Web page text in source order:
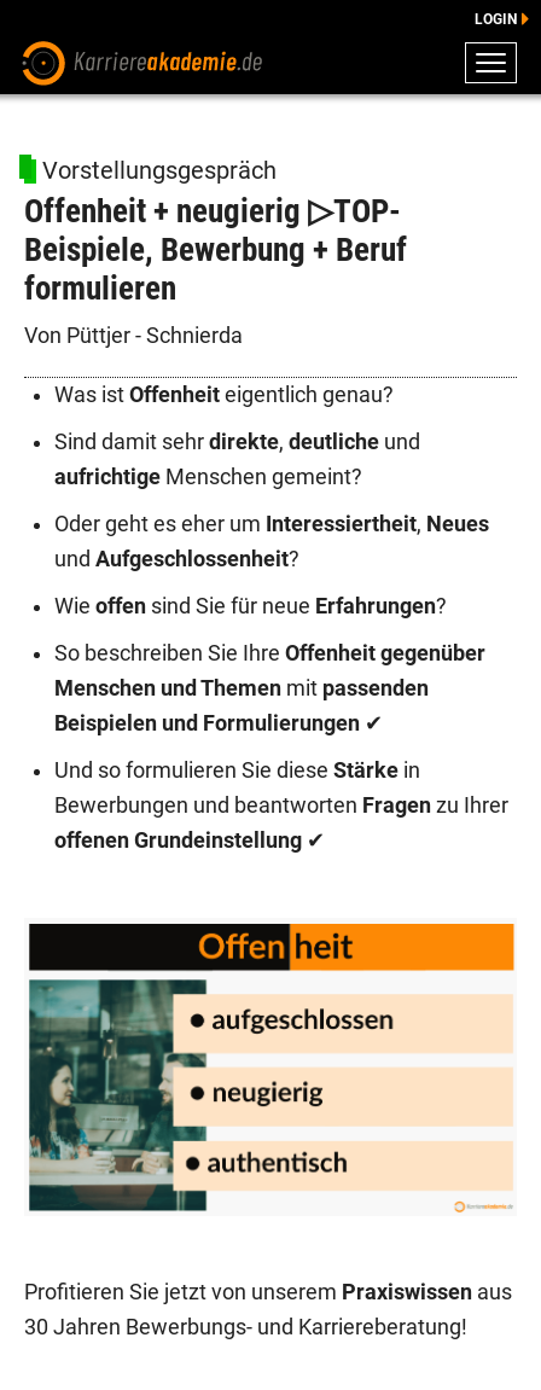
ENGLISCHE DOWNLOADS
E-LEARNING
FAQ
BERATUNG
LOGIN
Vorstellungsgespräch
Offenheit + neugierig ▷TOP-
Beispiele, Bewerbung + Beruf
formulieren
Von Püttjer - Schnierda
Was ist Offenheit eigentlich genau?
Sind damit sehr direkte, deutliche und
aufrichtige Menschen gemeint?
Oder geht es eher um Interessiertheit, Neues
und Aufgeschlossenheit?
Wie offen sind Sie für neue Erfahrungen?
So beschreiben Sie Ihre Offenheit gegenüber
Menschen und Themen mit passenden
Beispielen und Formulierungen ✔
Und so formulieren Sie diese Stärke in
Bewerbungen und beantworten Fragen zu Ihrer
offenen Grundeinstellung ✔
Profitieren Sie jetzt von unserem Praxiswissen aus
30 Jahren Bewerbungs- und Karriereberatung!